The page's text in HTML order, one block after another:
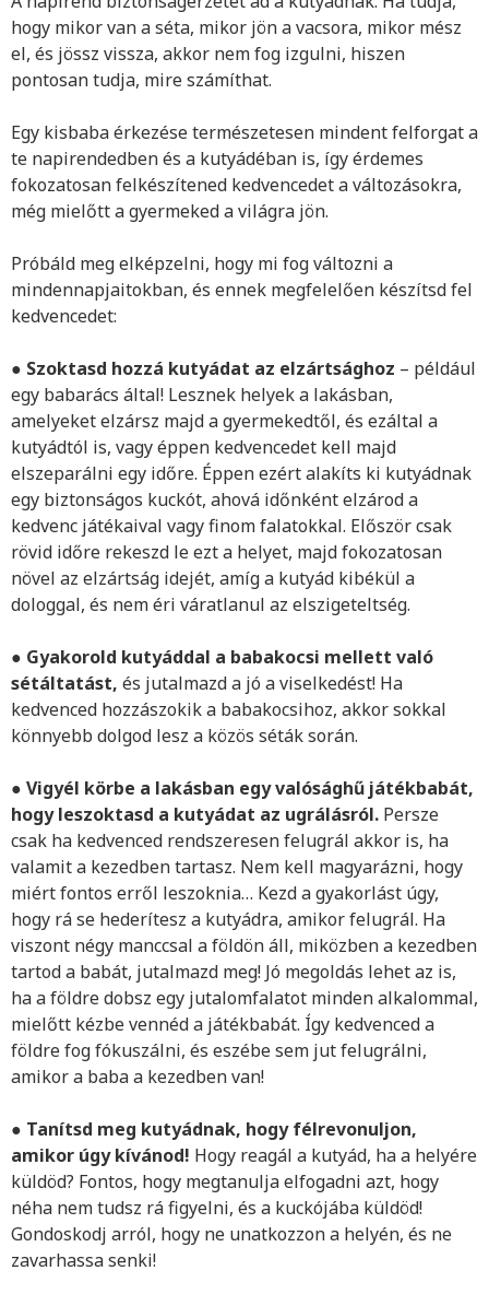
hogy mikor van a séta, mikor jön a vacsora, mikor mész
el, és jössz vissza, akkor nem fog izgulni, hiszen
pontosan tudja, mire számíthat.
Egy kisbaba érkezése természetesen mindent felforgat a
te napirendedben és a kutyádéban is, így érdemes
fokozatosan felkészítened kedvencedet a változásokra,
még mielőtt a gyermeked a világra jön.
Próbáld meg elképzelni, hogy mi fog változni a
mindennapjaitokban, és ennek megfelelően készítsd fel
kedvencedet:
● Szoktasd hozzá kutyádat az elzártsághoz – például
egy babarács által! Lesznek helyek a lakásban,
amelyeket elzársz majd a gyermekedtől, és ezáltal a
kutyádtól is, vagy éppen kedvencedet kell majd
elszeparálni egy időre. Éppen ezért alakíts ki kutyádnak
egy biztonságos kuckót, ahová időnként elzárod a
kedvenc játékaival vagy finom falatokkal. Először csak
rövid időre rekeszd le ezt a helyet, majd fokozatosan
növel az elzártság idejét, amíg a kutyád kibékül a
dologgal, és nem éri váratlanul az elszigeteltség.
● Gyakorold kutyáddal a babakocsi mellett való
sétáltatást, és jutalmazd a jó a viselkedést! Ha
kedvenced hozzászokik a babakocsihoz, akkor sokkal
könnyebb dolgod lesz a közös séták során.
● Vigyél körbe a lakásban egy valósághű játékbabát,
hogy leszoktasd a kutyádat az ugrálásról. Persze
csak ha kedvenced rendszeresen felugrál akkor is, ha
valamit a kezedben tartasz. Nem kell magyarázni, hogy
miért fontos erről leszoknia… Kezd a gyakorlást úgy,
hogy rá se hederítesz a kutyádra, amikor felugrál. Ha
viszont négy manccsal a földön áll, miközben a kezedben
tartod a babát, jutalmazd meg! Jó megoldás lehet az is,
ha a földre dobsz egy jutalomfalatot minden alkalommal,
mielőtt kézbe vennéd a játékbabát. Így kedvenced a
földre fog fókuszálni, és eszébe sem jut felugrálni,
amikor a baba a kezedben van!
● Tanítsd meg kutyádnak, hogy félrevonuljon,
amikor úgy kívánod! Hogy reagál a kutyád, ha a helyére
küldöd? Fontos, hogy megtanulja elfogadni azt, hogy
néha nem tudsz rá figyelni, és a kuckójába küldöd!
Gondoskodj arról, hogy ne unatkozzon a helyén, és ne
zavarhassa senki!